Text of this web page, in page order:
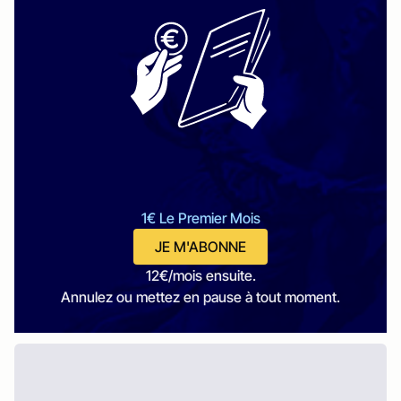
1€ Le Premier Mois
JE M'ABONNE
12€/mois ensuite.
Annulez ou mettez en pause à tout moment.